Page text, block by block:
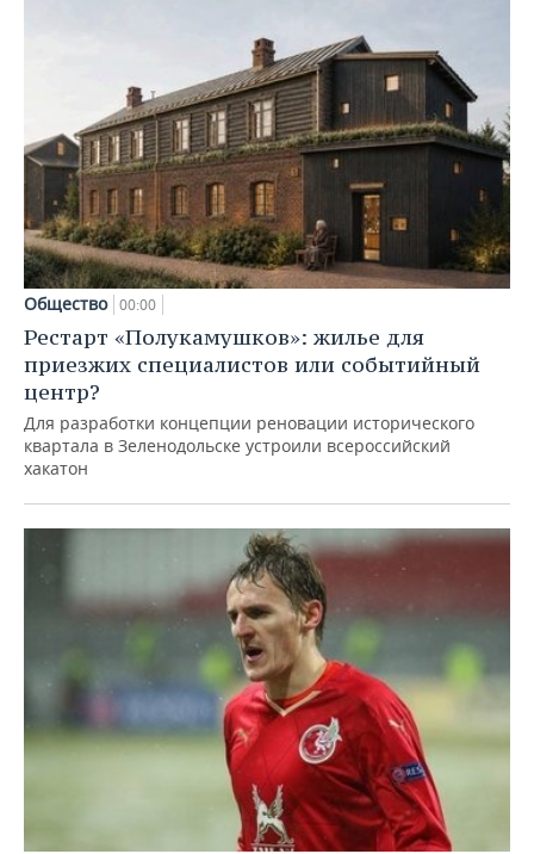
Общество 00:00
Рестарт «Полукамушков»: жилье для
приезжих специалистов или событийный
центр?
Для разработки концепции реновации исторического
квартала в Зеленодольске устроили всероссийский
хакатон